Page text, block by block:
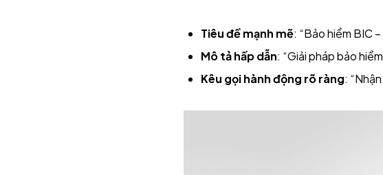
Tiêu đề mạnh mẽ: “Bảo hiểm BIC
Mô tả hấp dẫn: “Giải pháp bảo
Kêu gọi hành động rõ ràng: